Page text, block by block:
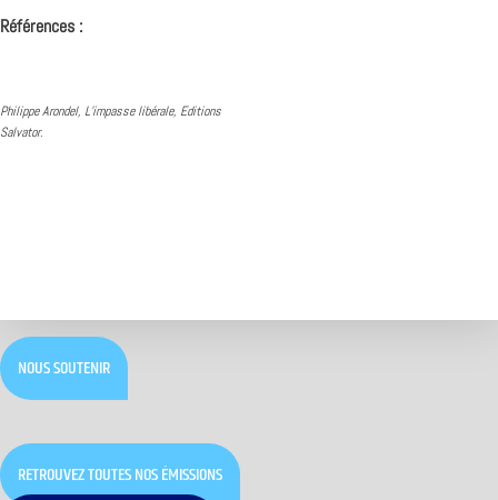
Références :
Philippe Arondel, L’impasse libérale, Editions
Salvator.
NOUS SOUTENIR
RETROUVEZ TOUTES NOS ÉMISSIONS